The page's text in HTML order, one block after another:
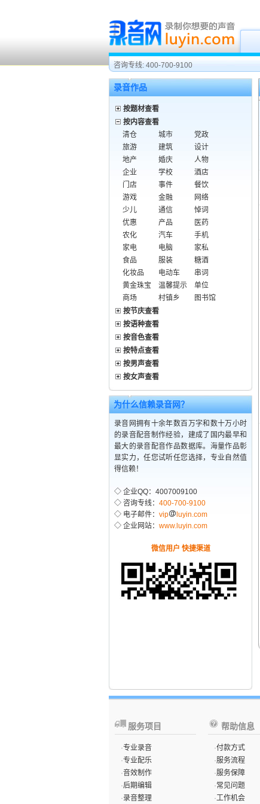
咨询专线: 400-700-9100
录音作品
按题材查看
按内容查看
清仓
城市
党政
旅游
建筑
设计
地产
婚庆
人物
企业
学校
酒店
门店
事件
餐饮
游戏
金融
网络
少儿
通信
悼词
优惠
产品
医药
农化
汽车
手机
家电
电脑
家私
食品
服装
糖酒
化妆品
电动车
串词
黄金珠宝
温馨提示
单位
商场
村镇乡
图书馆
按节庆查看
按语种查看
按音色查看
按特点查看
按男声查看
按女声查看
为什么信赖录音网？
录音网拥有十余年数百万字和数十万小时
的录音配音制作经验，建成了国内最早和
最大的录音配音作品数据库。海量作品彰
显实力，任您试听任您选择，专业自然值
得信赖！
◇ 企业QQ：4007009100
◇ 咨询专线： 400-700-9100
◇ 电子邮件： vip
luyin.com
◇ 企业网站： www.luyin.com
微信用户 快捷渠道
服务项目
·专业录音
·专业配乐
·音效制作
·后期编辑
·录音整理
帮助信息
·付款方式
·服务流程
·服务保障
·常见问题
·工作机会